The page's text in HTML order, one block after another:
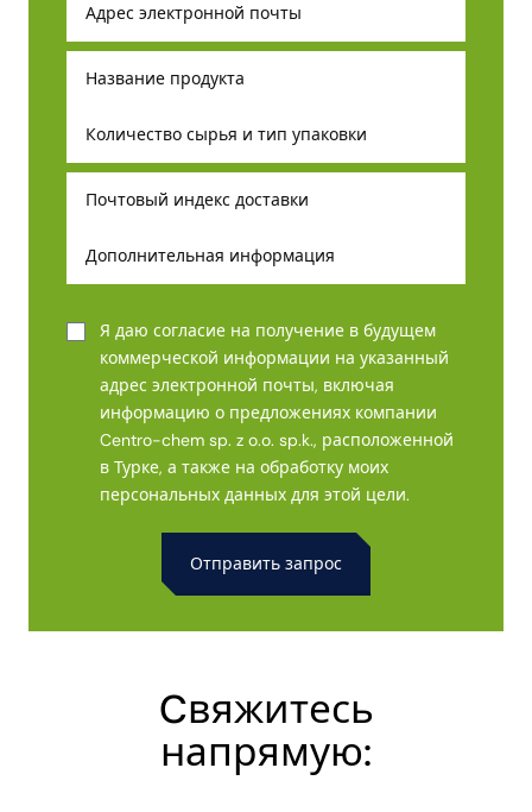
Я даю согласие на получение в будущем
коммерческой информации на указанный
адрес электронной почты, включая
информацию о предложениях компании
Centro-chem sp. z o.o. sp.k., расположенной
в Турке, а также на обработку моих
персональных данных для этой цели.
Cвяжитесь
напрямую: